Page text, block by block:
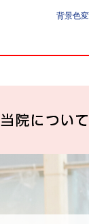
赤十字社愛知
背景色
診療科・部門